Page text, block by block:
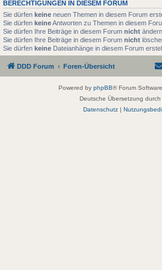
BERECHTIGUNGEN IN DIESEM FORUM
Sie dürfen keine neuen Themen in diesem Forum
Sie dürfen keineAntworten zu Themen in diesem
Sie dürfen Ihre Beiträge in diesem Forum nicht ändern.
Sie dürfen Ihre Beiträge in diesem Forum nicht
Sie dürfen keine Dateianhänge in diesem Forum
DDD Forum Foren-Übersicht
Powered by phpBB® Forum
Deutsche Übersetzung durch
Datenschutz|